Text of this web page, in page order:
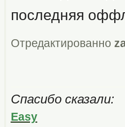
последняя
Отредактированно
Спасибо сказали:
Easy